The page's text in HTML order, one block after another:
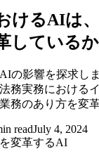
けるAIは
しているか
の影響を探求し
務実務における
務のあり方を変革
readJuly 4, 2024